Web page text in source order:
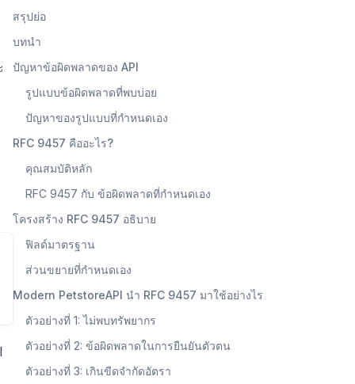
สรุปย่อ
บทนำ
ปัญหาข้อผิดพลาดของ API
รูปแบบข้อผิดพลาดที่พบบ่อย
ปัญหาของรูปแบบที่กำหนดเอง
RFC 9457 คืออะไร?
คุณสมบัติหลัก
RFC 9457 กับ ข้อผิดพลาดที่กำหนดเอง
โครงสร้าง RFC 9457 อธิบาย
ฟิลด์มาตรฐาน
ส่วนขยายที่กำหนดเอง
Modern PetstoreAPI นำ RFC 9457 มาใช้อย่างไร
ตัวอย่างที่ 1: ไม่พบทรัพยากร
ตัวอย่างที่ 2: ข้อผิดพลาดในการยืนยันตัวตน
ตัวอย่างที่ 3: เกินขีดจำกัดอัตรา